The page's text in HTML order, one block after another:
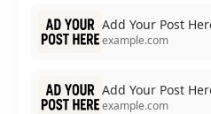
Add Your Post
example.com
Add Your Post
example.com